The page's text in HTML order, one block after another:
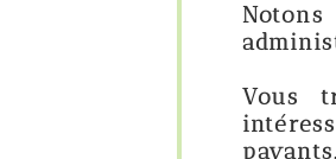
Notons qu’il y a
administrative de
Vous trouverez
intéressants. Il en